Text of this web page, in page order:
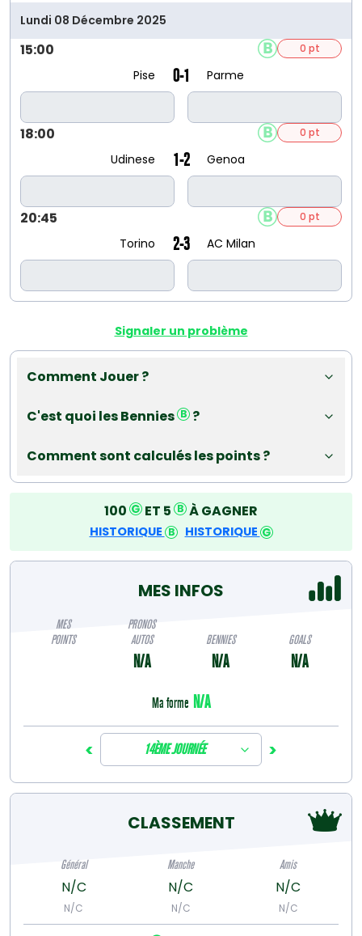
Lundi 08 Décembre 2025
15:00
Pise Parme
0-1
0 pt
18:00
Udinese Genoa
1-2
0 pt
20:45
Torino AC Milan
2-3
0 pt
Signaler un problème
Comment Jouer ?
C'est quoi les Bennies ?
Comment sont calculés les points ?
100 ET 5 À GAGNER
HISTORIQUE HISTORIQUE
MES INFOS
MES
POINTS
PRONOS
AUTOS
N/A
BENNIES
N/A
GOALS
N/A
Ma forme N/A
< 14ÈME JOURNÉE >
CLASSEMENT
Général
N/C
N/C
Manche
N/C
N/C
Amis
N/C
N/C